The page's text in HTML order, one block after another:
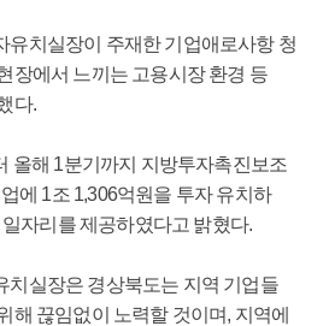
유치실장이 주재한 기업애로사항 청
장에서 느끼는 고용시장 환경 등
다.
올해 1분기까지 지방투자촉진보조
에 1조 1,306억원을 투자 유치하
자리를 제공하였다고 밝혔다.
치실장은 경상북도는 지역 기업들
해 끊임없이 노력할 것이며, 지역에